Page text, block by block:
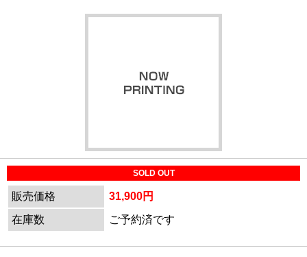
SOLD OUT
販売価格
31,900円
在庫数
ご予約済です